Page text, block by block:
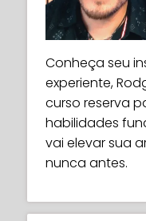
Conheça seu
experiente,
curso reserva
habilidades
vai elevar sua
nunca antes.